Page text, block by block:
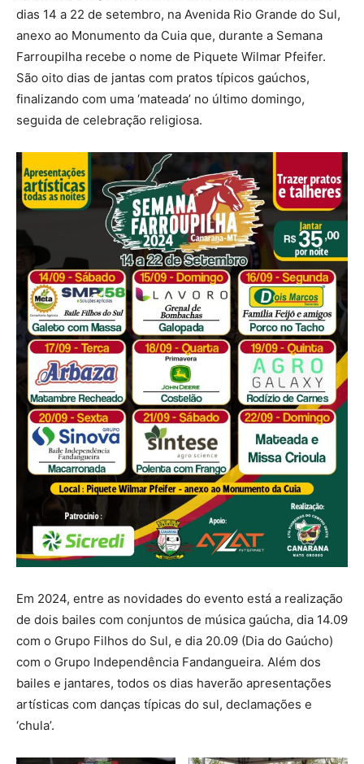
dias 14 a 22 de setembro, na Avenida Rio Grande do Sul,
anexo ao Monumento da Cuia que, durante a Semana
Farroupilha recebe o nome de Piquete Wilmar Pfeifer.
São oito dias de jantas com pratos típicos gaúchos,
finalizando com uma ‘mateada’ no último domingo,
seguida de celebração religiosa.
Em 2024, entre as novidades do evento está a realização
de dois bailes com conjuntos de música gaúcha, dia 14.09
com o Grupo Filhos do Sul, e dia 20.09 (Dia do Gaúcho)
com o Grupo Independência Fandangueira. Além dos
bailes e jantares, todos os dias haverão apresentações
artísticas com danças típicas do sul, declamações e
‘chula’.